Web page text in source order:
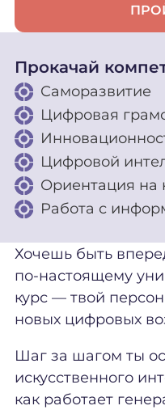
Прокачай
Саморазвитие
Цифровая
Цифровой
Ориентация на
Работа с
Хочешь быть
по-настоящему
курс — твой
новых цифровых
Шаг за шагом ты
искусственного
как работает